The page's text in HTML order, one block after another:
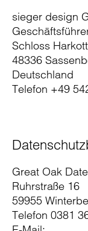
sieger design
Schloss
48336
Deutschland
Telefon +49
Great Oak
Ruhrstraße 16
59955
Telefon 0381